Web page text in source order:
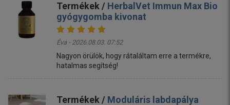
Termékek / HerbalVet Immun Max Bio
gyógygomba kivonat
Éva - 2026.08.03. 07:52
Nagyon örülök, hogy rátaláltam erre a termékre,
hatalmas segítség!
Termékek / Moduláris labdapálya